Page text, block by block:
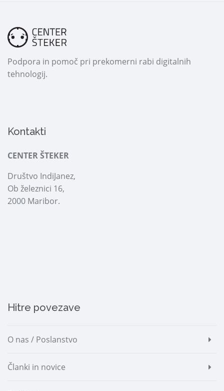
Podpora in pomoč pri prekomerni rabi digitalnih
tehnologij.
Kontakti
CENTER ŠTEKER
Društvo IndiJanez,
Ob železnici 16,
2000 Maribor.
Hitre povezave
O nas / Poslanstvo
Članki in novice